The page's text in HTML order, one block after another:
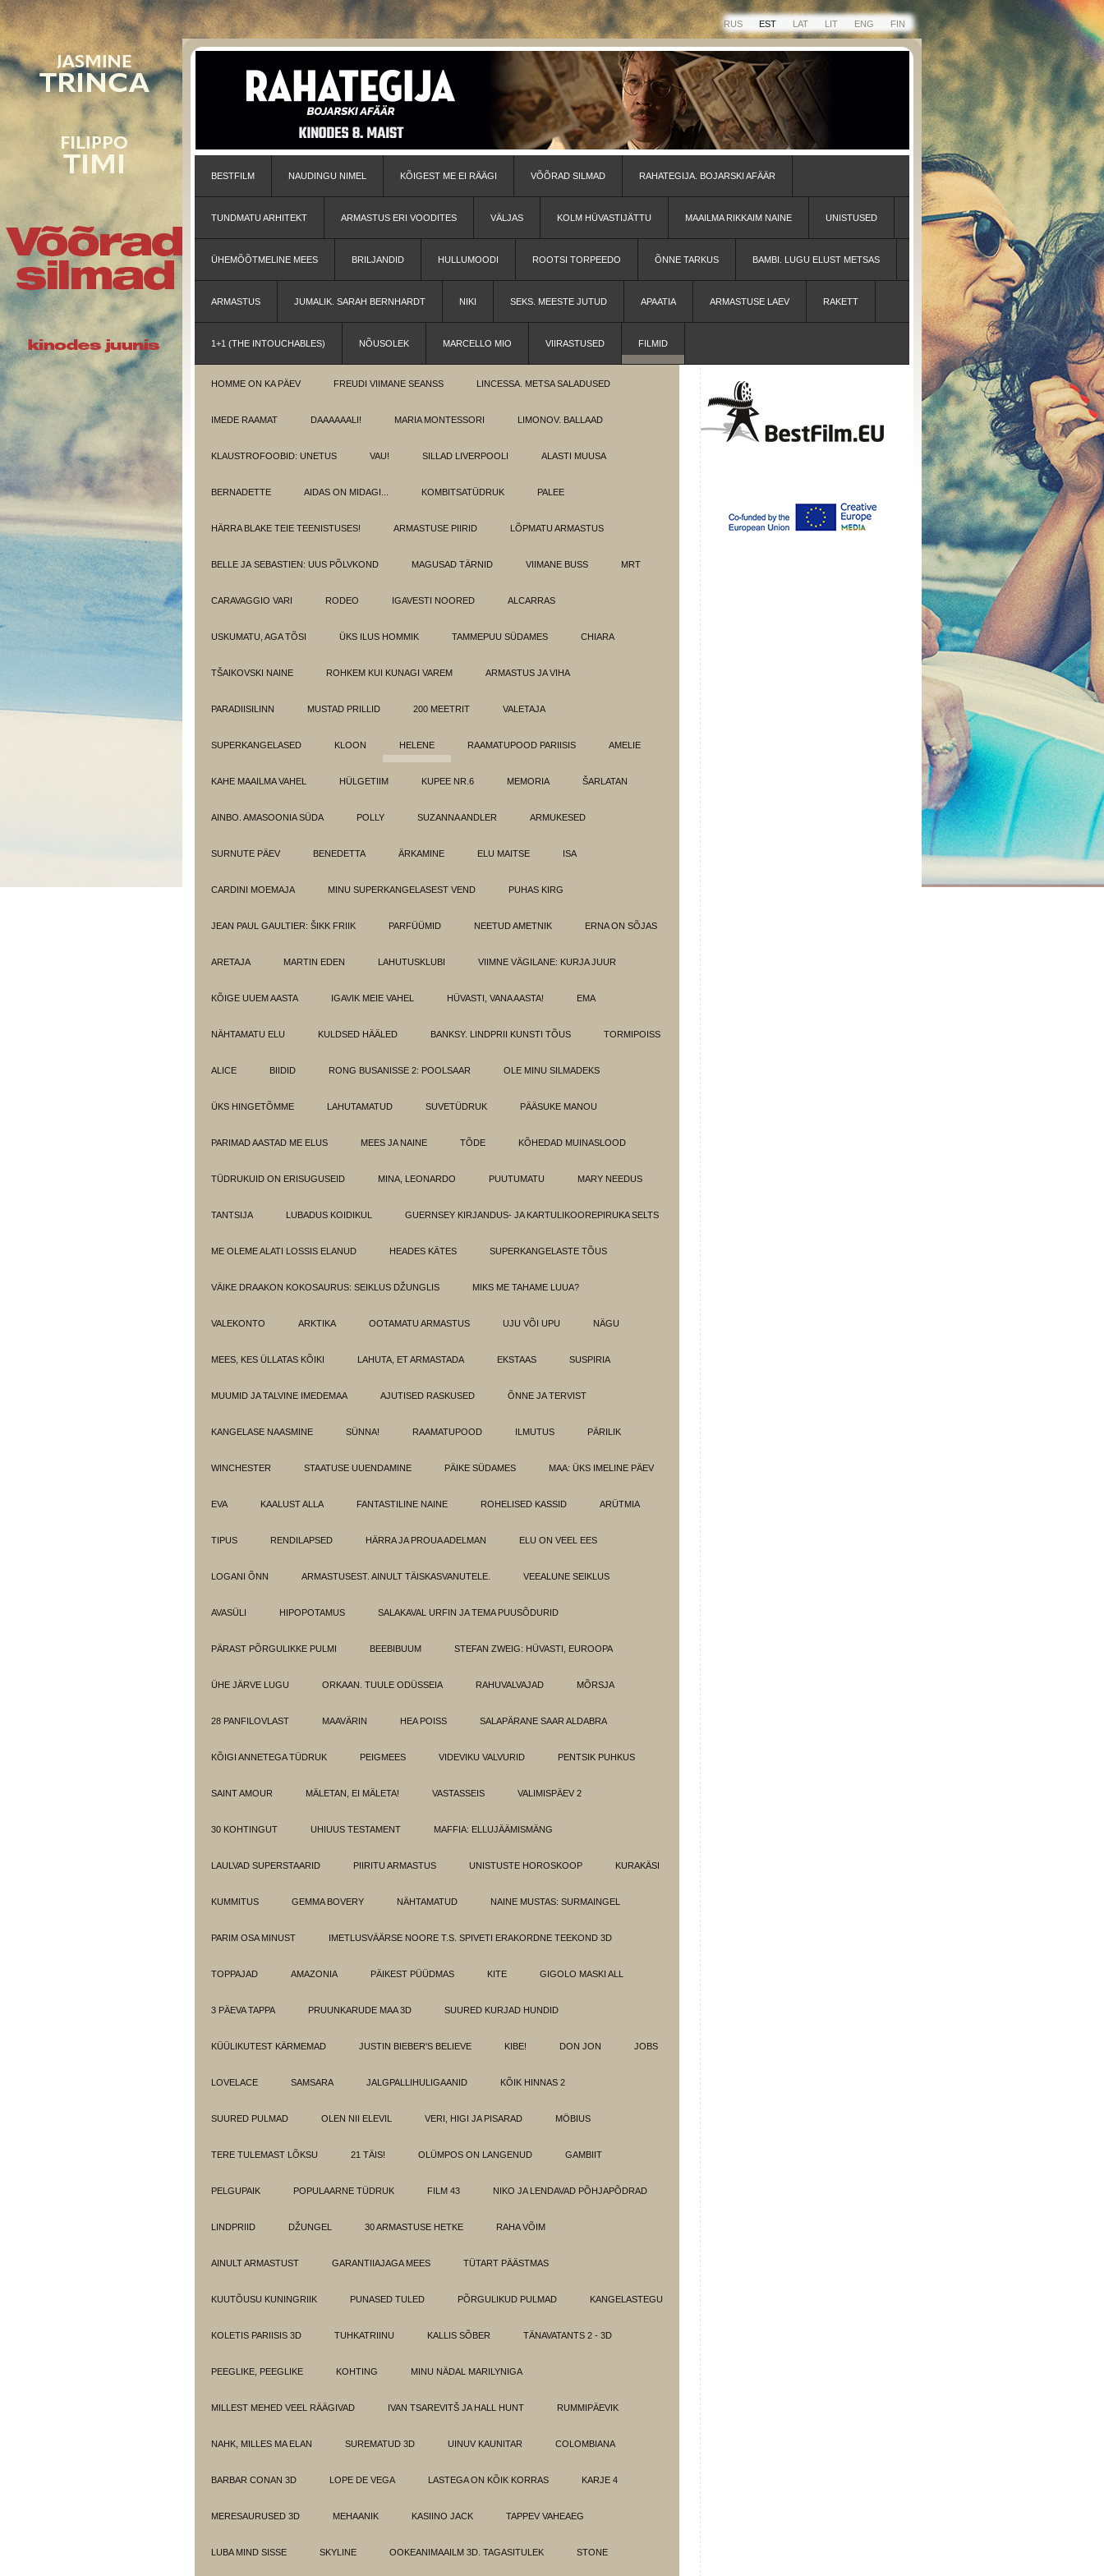
RUS EST LAT LIT ENG FIN
BESTFILM NAUDINGU NIMEL KÕIGEST ME EI RÄÄGI VÕÕRAD SILMAD RAHATEGIJA. BOJARSKI AFÄÄR
TUNDMATU ARHITEKT ARMASTUS ERI VOODITES VÄLJAS KOLM HÜVASTIJÄTTU MAAILMA RIKKAIM NAINE UNISTUSED
ÜHEMÕÕTMELINE MEES BRILJANDID HULLUMOODI ROOTSI TORPEEDO ÕNNE TARKUS BAMBI. LUGU ELUST METSAS
ARMASTUS JUMALIK. SARAH BERNHARDT NIKI SEKS. MEESTE JUTUD APAATIA ARMASTUSE LAEV RAKETT
1+1 (THE INTOUCHABLES) NÕUSOLEK MARCELLO MIO VIIRASTUSED FILMID
HOMME ON KA PÄEV FREUDI VIIMANE SEANSS LINCESSA. METSA SALADUSED
IMEDE RAAMAT DAAAAAALI! MARIA MONTESSORI LIMONOV. BALLAAD
KLAUSTROFOOBID: UNETUS VAU! SILLAD LIVERPOOLI ALASTI MUUSA
BERNADETTE AIDAS ON MIDAGI... KOMBITSATÜDRUK PALEE
HÄRRA BLAKE TEIE TEENISTUSES! ARMASTUSE PIIRID LÕPMATU ARMASTUS
BELLE JA SEBASTIEN: UUS PÕLVKOND MAGUSAD TÄRNID VIIMANE BUSS MRT
CARAVAGGIO VARI RODEO IGAVESTI NOORED ALCARRAS
USKUMATU, AGA TÕSI ÜKS ILUS HOMMIK TAMMEPUU SÜDAMES CHIARA
TŠAIKOVSKI NAINE ROHKEM KUI KUNAGI VAREM ARMASTUS JA VIHA
PARADIISILINN MUSTAD PRILLID 200 MEETRIT VALETAJA
SUPERKANGELASED KLOON HELENE RAAMATUPOOD PARIISIS AMELIE
KAHE MAAILMA VAHEL HÜLGETIIM KUPEE NR.6 MEMORIA ŠARLATAN
AINBO. AMASOONIA SÜDA POLLY SUZANNA ANDLER ARMUKESED
SURNUTE PÄEV BENEDETTA ÄRKAMINE ELU MAITSE ISA
CARDINI MOEMAJA MINU SUPERKANGELASEST VEND PUHAS KIRG
JEAN PAUL GAULTIER: ŠIKK FRIIK PARFÜÜMID NEETUD AMETNIK ERNA ON SÕJAS
ARETAJA MARTIN EDEN LAHUTUSKLUBI VIIMNE VÄGILANE: KURJA JUUR
KÕIGE UUEM AASTA IGAVIK MEIE VAHEL HÜVASTI, VANA AASTA! EMA
NÄHTAMATU ELU KULDSED HÄÄLED BANKSY. LINDPRII KUNSTI TÕUS TORMIPOISS
ALICE BIIDID RONG BUSANISSE 2: POOLSAAR OLE MINU SILMADEKS
ÜKS HINGETÕMME LAHUTAMATUD SUVETÜDRUK PÄÄSUKE MANOU
PARIMAD AASTAD ME ELUS MEES JA NAINE TÕDE KÕHEDAD MUINASLOOD
TÜDRUKUID ON ERISUGUSEID MINA, LEONARDO PUUTUMATU MARY NEEDUS
TANTSIJA LUBADUS KOIDIKUL GUERNSEY KIRJANDUS- JA KARTULIKOOREPIRUKA SELTS
ME OLEME ALATI LOSSIS ELANUD HEADES KÄTES SUPERKANGELASTE TÕUS
VÄIKE DRAAKON KOKOSAURUS: SEIKLUS DŽUNGLIS MIKS ME TAHAME LUUA?
VALEKONTO ARKTIKA OOTAMATU ARMASTUS UJU VÕI UPU NÄGU
MEES, KES ÜLLATAS KÕIKI LAHUTA, ET ARMASTADA EKSTAAS SUSPIRIA
MUUMID JA TALVINE IMEDEMAA AJUTISED RASKUSED ÕNNE JA TERVIST
KANGELASE NAASMINE SÜNNA! RAAMATUPOOD ILMUTUS PÄRILIK
WINCHESTER STAATUSE UUENDAMINE PÄIKE SÜDAMES MAA: ÜKS IMELINE PÄEV
EVA KAALUST ALLA FANTASTILINE NAINE ROHELISED KASSID ARÜTMIA
TIPUS RENDILAPSED HÄRRA JA PROUA ADELMAN ELU ON VEEL EES
LOGANI ÕNN ARMASTUSEST. AINULT TÄISKASVANUTELE. VEEALUNE SEIKLUS
AVASÜLI HIPOPOTAMUS SALAKAVAL URFIN JA TEMA PUUSÕDURID
PÄRAST PÕRGULIKKE PULMI BEEBIBUUM STEFAN ZWEIG: HÜVASTI, EUROOPA
ÜHE JÄRVE LUGU ORKAAN. TUULE ODÜSSEIA RAHUVALVAJAD MÕRSJA
28 PANFILOVLAST MAAVÄRIN HEA POISS SALAPÄRANE SAAR ALDABRA
KÕIGI ANNETEGA TÜDRUK PEIGMEES VIDEVIKU VALVURID PENTSIK PUHKUS
SAINT AMOUR MÄLETAN, EI MÄLETA! VASTASSEIS VALIMISPÄEV 2
30 KOHTINGUT UHIUUS TESTAMENT MAFFIA: ELLUJÄÄMISMÄNG
LAULVAD SUPERSTAARID PIIRITU ARMASTUS UNISTUSTE HOROSKOOP KURAKÄSI
KUMMITUS GEMMA BOVERY NÄHTAMATUD NAINE MUSTAS: SURMAINGEL
PARIM OSA MINUST IMETLUSVÄÄRSE NOORE T.S. SPIVETI ERAKORDNE TEEKOND 3D
TOPPAJAD AMAZONIA PÄIKEST PÜÜDMAS KITE GIGOLO MASKI ALL
3 PÄEVA TAPPA PRUUNKARUDE MAA 3D SUURED KURJAD HUNDID
KÜÜLIKUTEST KÄRMEMAD JUSTIN BIEBER'S BELIEVE KIBE! DON JON JOBS
LOVELACE SAMSARA JALGPALLIHULIGAANID KÕIK HINNAS 2
SUURED PULMAD OLEN NII ELEVIL VERI, HIGI JA PISARAD MÖBIUS
TERE TULEMAST LÕKSU 21 TÄIS! OLÜMPOS ON LANGENUD GAMBIIT
PELGUPAIK POPULAARNE TÜDRUK FILM 43 NIKO JA LENDAVAD PÕHJAPÕDRAD
LINDPRIID DŽUNGEL 30 ARMASTUSE HETKE RAHA VÕIM
AINULT ARMASTUST GARANTIIAJAGA MEES TÜTART PÄÄSTMAS
KUUTÕUSU KUNINGRIIK PUNASED TULED PÕRGULIKUD PULMAD KANGELASTEGU
KOLETIS PARIISIS 3D TUHKATRIINU KALLIS SÕBER TÄNAVATANTS 2 - 3D
PEEGLIKE, PEEGLIKE KOHTING MINU NÄDAL MARILYNIGA
MILLEST MEHED VEEL RÄÄGIVAD IVAN TSAREVITŠ JA HALL HUNT RUMMIPÄEVIK
NAHK, MILLES MA ELAN SUREMATUD 3D UINUV KAUNITAR COLOMBIANA
BARBAR CONAN 3D LOPE DE VEGA LASTEGA ON KÕIK KORRAS KARJE 4
MERESAURUSED 3D MEHAANIK KASIINO JACK TAPPEV VAHEAEG
LUBA MIND SISSE SKYLINE OOKEANIMAAILM 3D. TAGASITULEK STONE